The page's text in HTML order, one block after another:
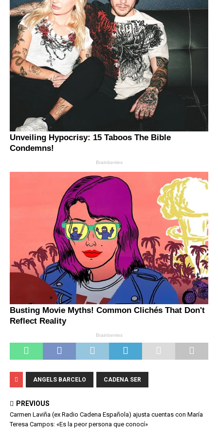
ANGELS BARCELO CADENA SER
PREVIOUS
Carmen Laviña (ex Radio Cadena Española) ajusta cuentas con María
Teresa Campos: «Es la peor persona que conocí»